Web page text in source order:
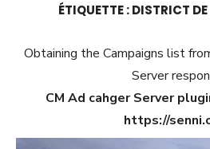
ÉTIQUETTE :DISTRICT
Obtaining the Campaigns list
Server
CM Ad cahger Server
https://